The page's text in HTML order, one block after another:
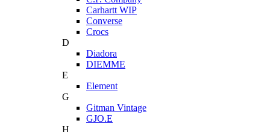
Carhartt WIP
Converse
Crocs
D
Diadora
DIEMME
E
Element
G
Gitman Vintage
GJO.E
H